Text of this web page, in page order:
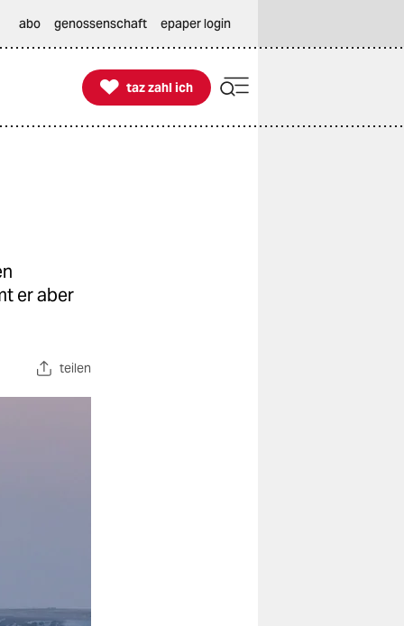
abo genossenschaft epaper login

taz zahl ich
taz zahl ich
er aber
teilen